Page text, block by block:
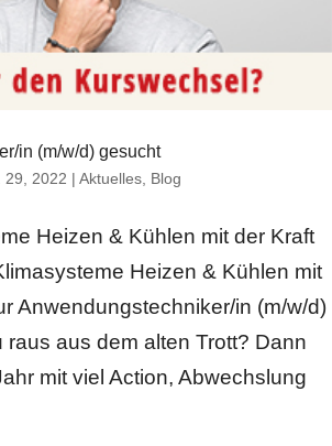
in (m/w/d) gesucht
29, 2022 | Aktuelles Blog
Heizen & Kühlen mit der Kraft
Heizen & Kühlen mit
Anwendungstechniker/in (m/w/d)
raus aus dem alten Trott? Dann
mit viel Action, Abwechslung